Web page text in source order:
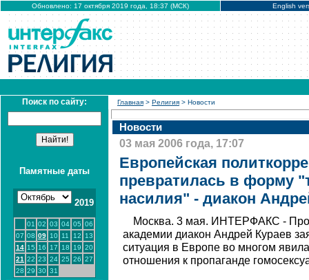
Обновлено: 17 октября 2019 года, 18:37 (МСК) English
Поиск по сайту:
Памятные даты
2019
01 02 03 04 05 06
07 08 09 10 11 12
13
14 15 16 17 18 19 20
21 22 23 24 25 26 27
28 29 30 31
Главная > Религия > Новости
Новости
03 мая 2006 года, 17:07
Европейская
превратилась в форму
насилия" - диакон
Москва. 3 мая. ИНТЕРФАКС -
академии диакон Андрей Кураев
ситуация в Европе во многом
отношения к пропаганде